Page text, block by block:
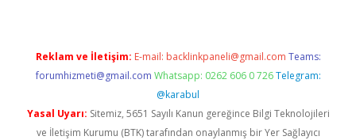
Reklam ve İletişim: E-mail: backlinkpaneli@gmail.com Teams:
forumhizmeti@gmail.com Whatsapp: 0262 606 0 726 Telegram:
@karabul
Yasal Uyarı: Sitemiz, 5651 Sayılı Kanun gereğince Bilgi Teknolojileri
ve İletişim Kurumu (BTK) tarafından onaylanmış bir Yer Sağlayıcı